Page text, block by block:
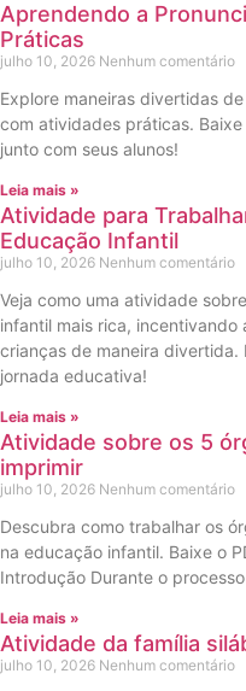
Aprendendo a
Práticas
julho 10, 2026 Nenhum comentário
Explore maneiras divertidas
com atividades práticas.
junto com seus alunos!
Leia mais »
Atividade para
Educação Infantil
julho 10, 2026 Nenhum comentário
Veja como uma atividade
infantil mais rica,
crianças de maneira divertida.
jornada educativa!
Leia mais »
Atividade sobre os 5
imprimir
julho 10, 2026 Nenhum comentário
Descubra como trabalhar os
na educação infantil. Baixe o
Introdução Durante o
Leia mais »
Atividade da família
julho 10, 2026 Nenhum comentário